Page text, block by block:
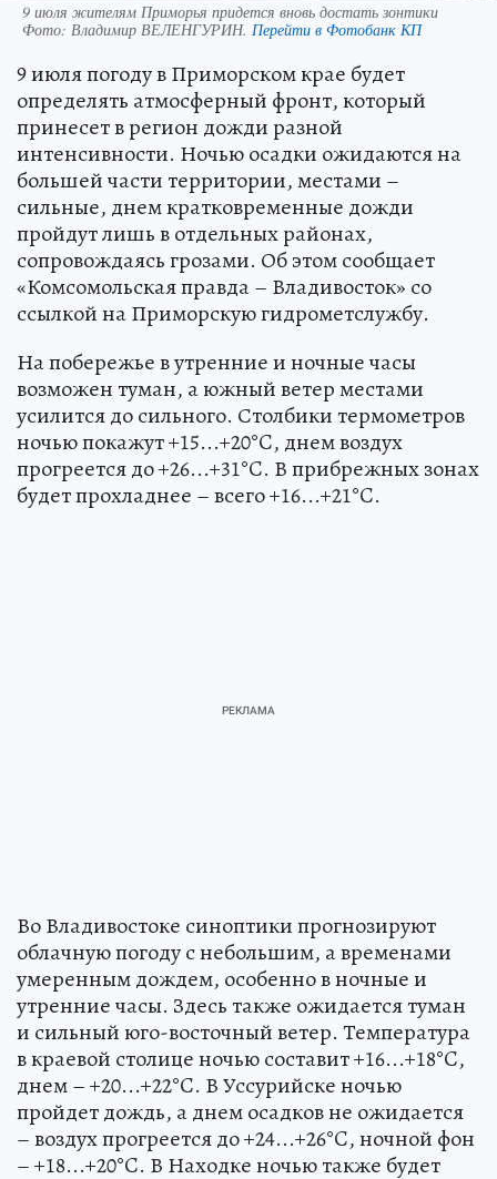
9 июля жителям Приморья придется вновь достать зонтики
Фото: Владимир ВЕЛЕНГУРИН. Перейти в Фотобанк КП
9 июля погоду в Приморском крае будет
определять атмосферный фронт, который
принесет в регион дожди разной
интенсивности. Ночью осадки ожидаются на
большей части территории, местами –
сильные, днем кратковременные дожди
пройдут лишь в отдельных районах,
сопровождаясь грозами. Об этом сообщает
«Комсомольская правда – Владивосток» со
ссылкой на Приморскую гидрометслужбу.
На побережье в утренние и ночные часы
возможен туман, а южный ветер местами
усилится до сильного. Столбики термометров
ночью покажут +15...+20°C, днем воздух
прогреется до +26...+31°C. В прибрежных зонах
будет прохладнее – всего +16...+21°C.
Во Владивостоке синоптики прогнозируют
облачную погоду с небольшим, а временами
умеренным дождем, особенно в ночные и
утренние часы. Здесь также ожидается туман
и сильный юго-восточный ветер. Температура
в краевой столице ночью составит +16...+18°C,
днем – +20...+22°C. В Уссурийске ночью
пройдет дождь, а днем осадков не ожидается
– воздух прогреется до +24...+26°C, ночной фон
– +18...+20°C. В Находке ночью также будет